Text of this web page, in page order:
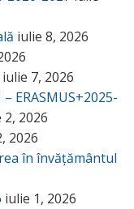
iulie 8, 2026
iulie 7, 2026
ERASMUS+2025-
2, 2026
2026
în învățământul
iulie 1, 2026